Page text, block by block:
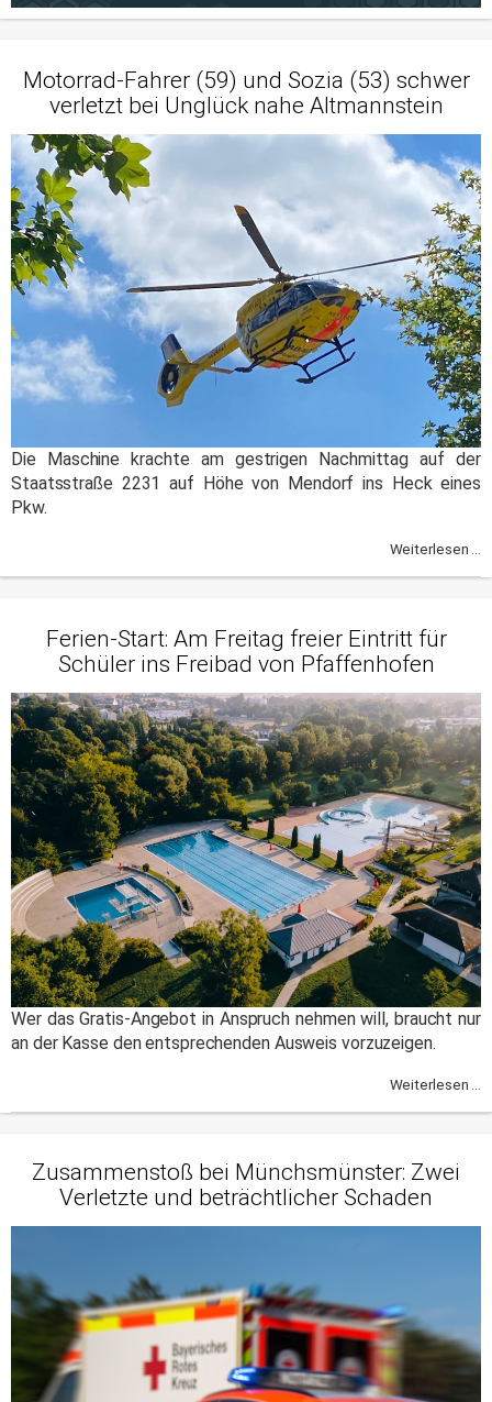
Motorrad-Fahrer (59) und Sozia (53) schwer
verletzt bei Unglück nahe Altmannstein
Die Maschine krachte am gestrigen Nachmittag auf der
Staatsstraße 2231 auf Höhe von Mendorf ins Heck eines
Pkw.
Weiterlesen ...
Ferien-Start: Am Freitag freier Eintritt für
Schüler ins Freibad von Pfaffenhofen
Wer das Gratis-Angebot in Anspruch nehmen will, braucht nur
an der Kasse den entsprechenden Ausweis vorzuzeigen.
Weiterlesen ...
Zusammenstoß bei Münchsmünster: Zwei
Verletzte und beträchtlicher Schaden